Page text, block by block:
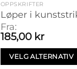
OPPSKRIFTER
Løper i
Fra:
185,00 kr
VELG ALTERNATIV